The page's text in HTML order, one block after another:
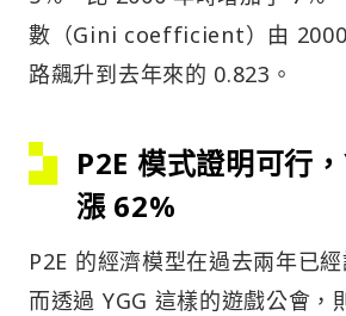
數（Gini coefficient）由
路飆升到去年來的 0.823。
P2E 模式證明可行
漲 62%
P2E 的經濟模型在過去兩年已經
而透過 YGG 這樣的遊戲公會，